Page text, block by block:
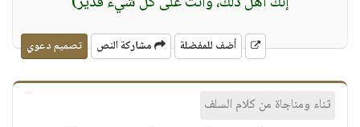
أضف للمفضلة مشاركة النص تصميم دعوي
ثناء ومناجاة من كلام السلف